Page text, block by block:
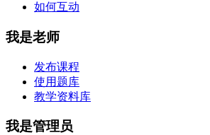
如何互动
我是老师
发布课程
使用题库
教学资料库
我是管理员